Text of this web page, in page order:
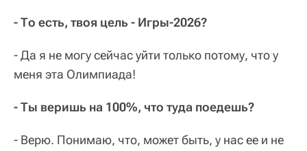
- То есть, твоя цель - Игры-2026?
- Да я не могу сейчас уйти только потому, что у
меня эта Олимпиада!
- Ты веришь на 100%, что туда поедешь?
- Верю. Понимаю, что, может быть, у нас ее и не